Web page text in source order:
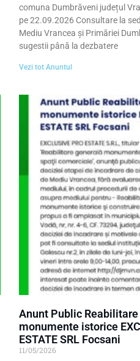
comuna Dumbrăveni județul
pe 22.09.2026 Consultare la
Mediu Vrancea și Primăriei
sugestii până la dezbatere
Vezi tot Anuntul
Anunt Public
monumente istorice
ESTATE SRL Focsani
11/05/2026